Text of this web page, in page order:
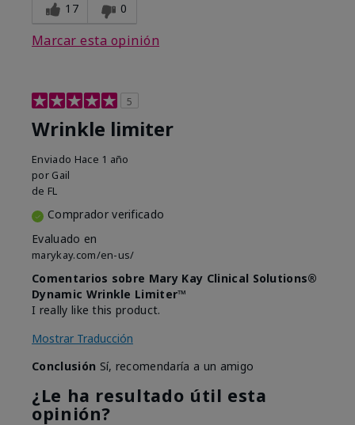
17 0
Marcar esta opinión
5
Wrinkle limiter
Enviado Hace 1 año
por Gail
de FL
Comprador verificado
Evaluado en
marykay.com/en-us/
Comentarios sobre Mary Kay Clinical Solutions®
Dynamic Wrinkle Limiter™
I really like this product.
Mostrar Traducción
Conclusión Sí, recomendaría a un amigo
¿Le ha resultado útil esta
opinión?